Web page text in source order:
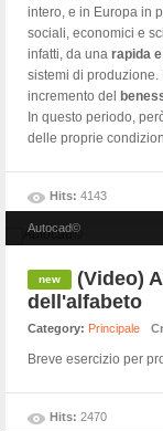
intero, e in Europa in
sociali, economici e
infatti, da una rapida
sistemi di produzione.
incremento del
In questo periodo,
delle proprie
Hits: 4143
Autocad©
(Video)
dell'alfabeto
Category: Principale
Breve esercizio per
Hits: 2470